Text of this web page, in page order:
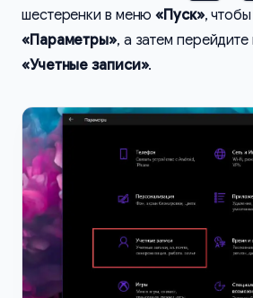
шестеренки в меню«Пуск»,
«Параметры», а затем перейдите
«Учетные записи».